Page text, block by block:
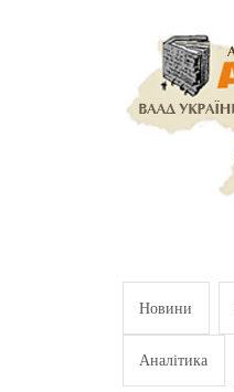
Новини
Аналітика